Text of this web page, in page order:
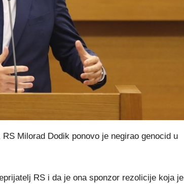
Milorad Dodik ponovo je negirao genocid u
RS i da je ona sponzor rezolicije koja je